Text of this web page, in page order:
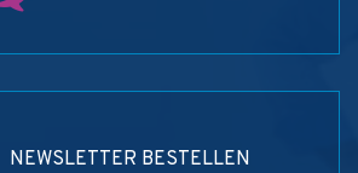
NEWSLETTER BESTELLEN